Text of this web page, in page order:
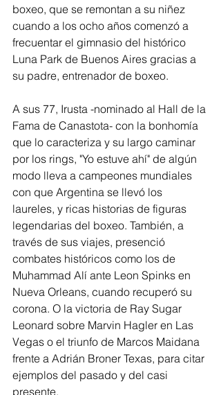
boxeo, que se remontan a su niñez
cuando a los ocho años comenzó a
frecuentar el gimnasio del histórico
Luna Park de Buenos Aires gracias a
su padre, entrenador de boxeo.
A sus 77, Irusta -nominado al Hall de la
Fama de Canastota- con la bonhomía
que lo caracteriza y su largo caminar
por los rings, "Yo estuve ahí" de algún
modo lleva a campeones mundiales
con que Argentina se llevó los
laureles, y ricas historias de figuras
legendarias del boxeo. También, a
través de sus viajes, presenció
combates históricos como los de
Muhammad Alí ante Leon Spinks en
Nueva Orleans, cuando recuperó su
corona. O la victoria de Ray Sugar
Leonard sobre Marvin Hagler en Las
Vegas o el triunfo de Marcos Maidana
frente a Adrián Broner Texas, para citar
ejemplos del pasado y del casi
presente.